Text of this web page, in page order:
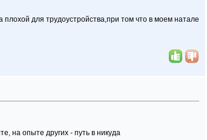
плохой для трудоустройства,при том что в моем натале
на опыте других - путь в никуда